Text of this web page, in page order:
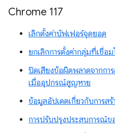
Chrome 117
เลิกตั้งค่าบัฟเฟอร์จุดยอด
ยกเลิกการตั้งค่ากลุ่มที่เชื่อม
ปิดเสียงข้อผิดพลาดจากก
เมื่ออุปกรณ์สูญหาย
ข้อมูลอัปเดตเกี่ยวกับการส
การปรับปรุงประสบการณ์